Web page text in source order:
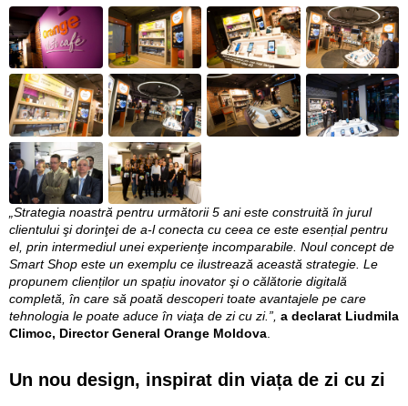
„Strategia noastră pentru următorii 5 ani este construită în jurul
clientului şi dorinţei de a-l conecta cu ceea ce este esențial pentru
el, prin intermediul unei experienţe incomparabile. Noul concept de
Smart Shop este un exemplu ce ilustrează această strategie. Le
propunem clienților un spațiu inovator şi o călătorie digitală
completă, în care să poată descoperi toate avantajele pe care
tehnologia le poate aduce în viaţa de zi cu zi.”, a declarat Liudmila
Climoc, Director General Orange Moldova
Un nou design, inspirat din viața de zi cu zi